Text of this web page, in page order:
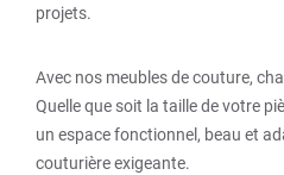
projets.
Avec nos meubles de couture,
Quelle que soit la taille de votre
un espace fonctionnel, beau et
couturière exigeante.